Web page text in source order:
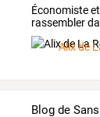
Économisteet
rassembler
lesquels
Alix de
Blog de